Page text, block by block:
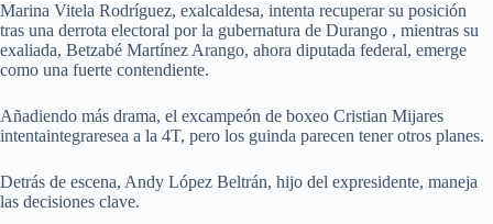
Marina Vitela Rodríguez, exalcaldesa, intenta recuperar su posición
tras una derrota electoral por la gubernatura de Durango , mientras su
exaliada, Betzabé Martínez Arango, ahora diputada federal, emerge
como una fuerte contendiente.
Añadiendo más drama, el excampeón de boxeo Cristian Mijares
intentaintegraresea a la 4T, pero los guinda parecen tener otros planes.
Detrás de escena, Andy López Beltrán, hijo del expresidente, maneja
las decisiones clave.